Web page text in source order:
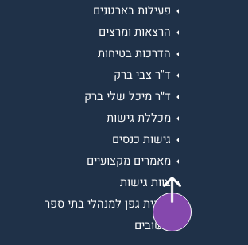
פעילות בארגונים
הרצאות ומרצים
הדרכות בטיחות
ד"ר צבי ברק
ד״ר מיכל שלי ברק
מכללת גישות
גישות כנסים
מאמרים מקצועיים
צוות גישות
תכנית גפן למנהלי בתי ספר
משובים